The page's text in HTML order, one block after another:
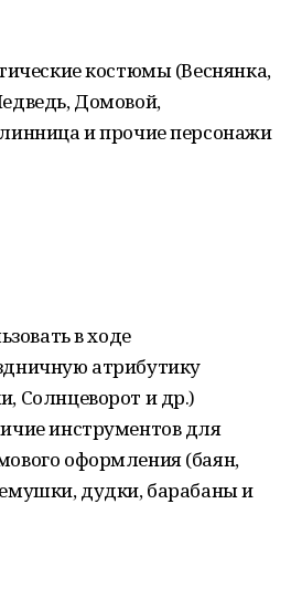
костюмы (Веснянка,
Домовой,
и прочие персонажи
в ходе
атрибутику
Солнцеворот и др.)
инструментов для
оформления (баян,
дудки, барабаны и